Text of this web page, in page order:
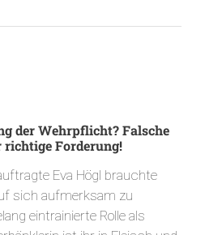
der Wehrpflicht? Falsche
Forderung!
Eva Högl brauchte
sich aufmerksam zu
eintrainierte Rolle als